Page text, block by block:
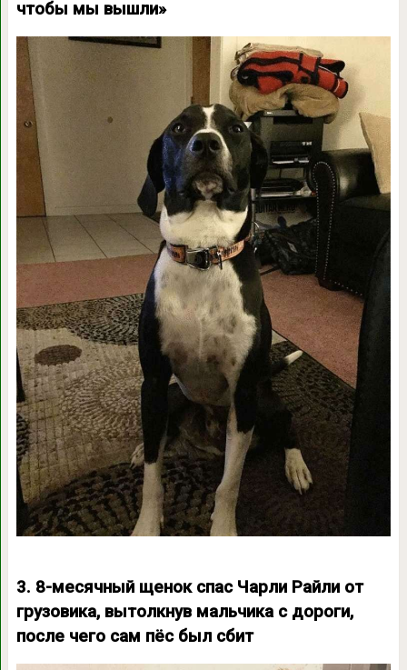
чтобы мы вышли»
3. 8-месячный щенок спас Чарли Райли от
грузовика, вытолкнув мальчика с дороги,
после чего сам пёс был сбит